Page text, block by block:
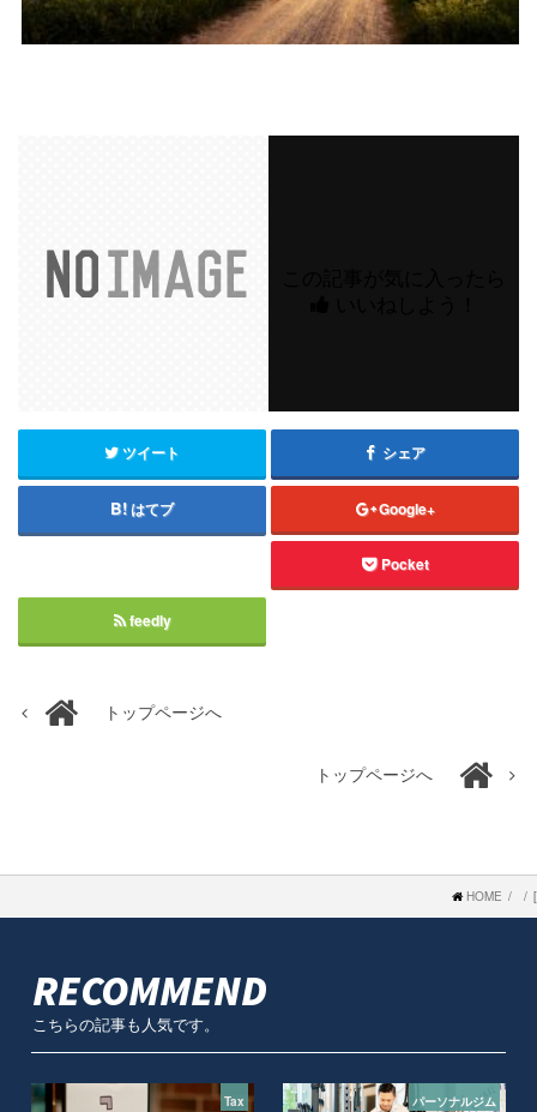
ツイート シェア
はてブ Google+
Pocket
feedly
トップページへ
トップページへ
HOME [
RECOMMEND
こちらの記事も人気です。
Tax パーソナルジム